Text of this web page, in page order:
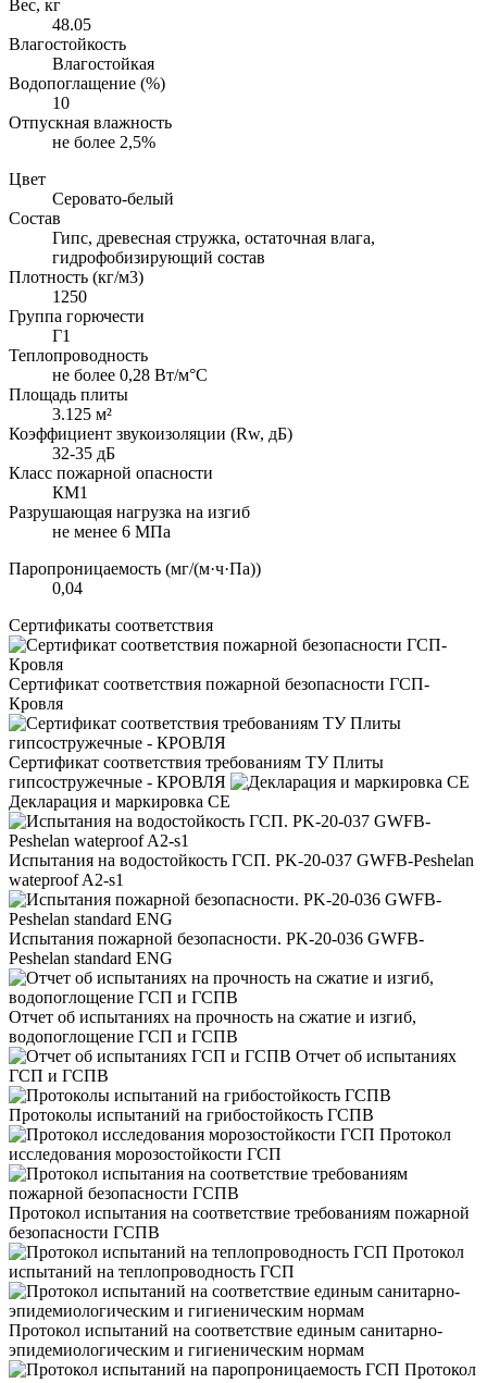
Вес, кг
48.05
Влагостойкость
Влагостойкая
Водопоглащение (%)
10
Отпускная влажность
не более 2,5%
Цвет
Серовато-белый
Состав
Гипс, древесная стружка, остаточная влага,
гидрофобизирующий состав
Плотность (кг/м3)
1250
Группа горючести
Г1
Теплопроводность
не более 0,28 Вт/м°С
Площадь плиты
3.125 м²
Коэффициент звукоизоляции (Rw, дБ)
32-35 дБ
Класс пожарной опасности
КМ1
Разрушающая нагрузка на изгиб
не менее 6 МПа
Паропроницаемость (мг/(м·ч·Па))
0,04
Сертификаты соответствия
Сертификат соответствия пожарной безопасности ГСП-
Кровля
Сертификат соответствия требованиям ТУ Плиты
гипсостружечные - КРОВЛЯ
Декларация и маркировка CE
Испытания на водостойкость ГСП. PK-20-037 GWFB-Peshelan
wateproof A2-s1
Испытания пожарной безопасности. PK-20-036 GWFB-
Peshelan standard ENG
Отчет об испытаниях на прочность на сжатие и изгиб,
водопоглощение ГСП и ГСПВ
Отчет об испытаниях
ГСП и ГСПВ
Протоколы испытаний на грибостойкость ГСПВ
Протокол
исследования морозостойкости ГСП
Протокол испытания на соответствие требованиям пожарной
безопасности ГСПВ
Протокол
испытаний на теплопроводность ГСП
Протокол испытаний на соответствие единым санитарно-
эпидемиологическим и гигиеническим нормам
Протокол